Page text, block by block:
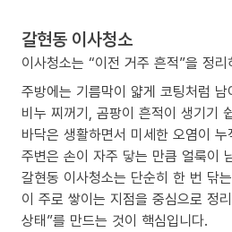
갈현동 이사청소
이사청소는 “이전 거주 흔적”을 정
주방에는 기름막이 얇게 코팅처럼
비누 찌꺼기, 곰팡이 흔적이 생기기
바닥은 생활하면서 미세한 오염이 누
주변은 손이 자주 닿는 만큼 얼룩이
갈현동 이사청소는 단순히 한 번 닦
이 주로 쌓이는 지점을 중심으로 정
상태”를 만드는 것이 핵심입니다.